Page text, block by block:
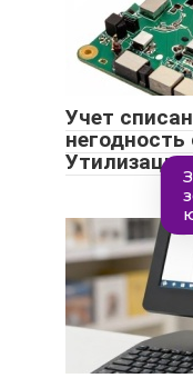
Учет
негодность